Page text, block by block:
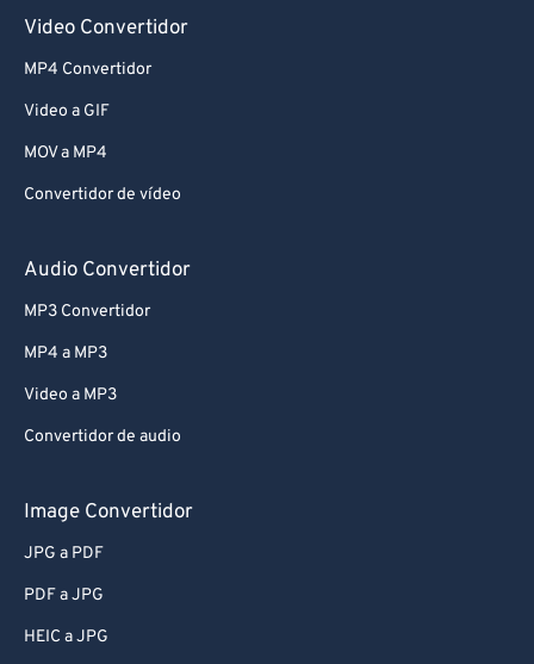
Video Convertidor
MP4 Convertidor
Video a GIF
MOV a MP4
Convertidor de vídeo
Audio Convertidor
MP3 Convertidor
MP4 a MP3
Video a MP3
Convertidor de audio
Image Convertidor
JPG a PDF
PDF a JPG
HEIC a JPG